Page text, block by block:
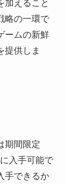
加えること
略の一環で
ームの新鮮
提供しま
期間限定
入手可能で
手できるか